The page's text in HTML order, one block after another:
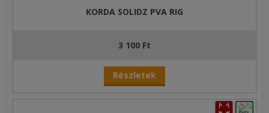
KORDA SOLIDZ PVA RIG
3 100 Ft
Részletek